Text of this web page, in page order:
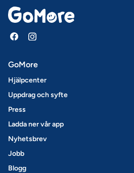
GoMore
Hjälpcenter
Uppdrag och syfte
Press
Ladda ner vår app
Nyhetsbrev
Jobb
Blogg